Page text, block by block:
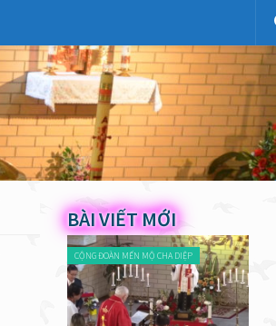
BÀI VIẾT MỚI
CỘNG ĐOÀN MẾN MỘ CHA DIỆP